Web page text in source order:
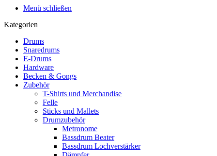
Menü schließen
Kategorien
Drums
Snaredrums
E-Drums
Hardware
Becken & Gongs
Zubehör
T-Shirts und Merchandise
Felle
Sticks und Mallets
Drumzubehör
Metronome
Bassdrum Beater
Bassdrum Lochverstärker